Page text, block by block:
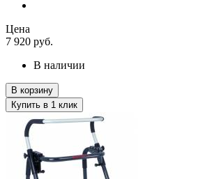
Цена
7 920 руб.
В наличии
В корзину
Купить в 1 клик